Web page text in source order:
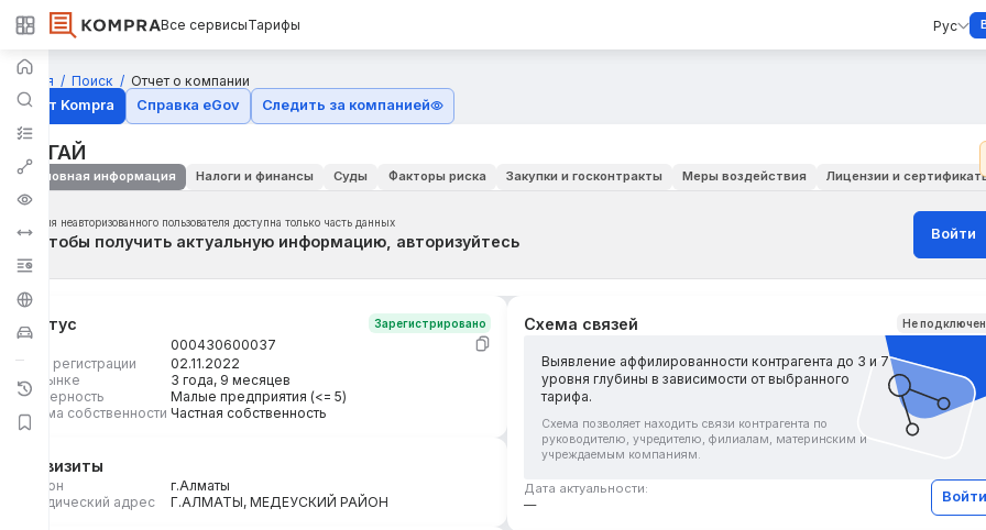
Все сервисыТарифы Рус
Главная Поиск
Отчет о компании
Отчёт Kompra
Справка eGov Следить за компанией
МАГАЙ
Основная информация Налоги и финансы Суды Факторы риска Закупки и госконтракты Меры воздействия Лицензии и
Для неавторизованного пользователя доступна только часть данных
Чтобы получить актуальную информацию, авторизуйтесь Войти
Статус Зарегистрировано
БИН
000430600037
Дата регистрации
02.11.2022
На рынке
3 года, 9 месяцев
Размерность
Малые предприятия (<= 5)
Форма собственности Частная собственность
Реквизиты
Регион
г.Алматы
Юридический адрес
Г.АЛМАТЫ, МЕДЕУСКИЙ РАЙОН
Схема связей Не
Выявление аффилированности контрагента до 3 и 7
уровня глубины в зависимости от выбранного
тарифа.
Схема позволяет находить связи контрагента по
руководителю, учредителю, филиалам, материнским и
учреждаемым компаниям.
Дата актуальности:
—